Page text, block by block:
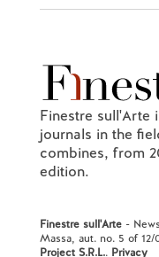
Finestre sull'Arte
journals in the
combines, from
edition.
Finestre sull'Arte-
Massa, aut. no. 5 of
Project S.R.L.. Privacy